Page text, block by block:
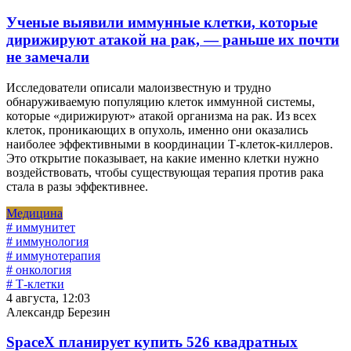
Ученые выявили иммунные клетки, которые
дирижируют атакой на рак, — раньше их почти
не замечали
Исследователи описали малоизвестную и трудно
обнаруживаемую популяцию клеток иммунной системы,
которые «дирижируют» атакой организма на рак. Из всех
клеток, проникающих в опухоль, именно они оказались
наиболее эффективными в координации Т-клеток-киллеров.
Это открытие показывает, на какие именно клетки нужно
воздействовать, чтобы существующая терапия против рака
стала в разы эффективнее.
Медицина
# иммунитет
# иммунология
# иммунотерапия
# онкология
# Т-клетки
4 августа, 12:03
Александр Березин
SpaceX планирует купить 526 квадратных